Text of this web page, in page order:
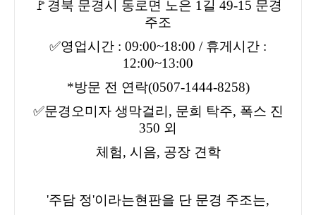
🚩경북 문경시 동로면 노은 1길 49-15 문경
주조
✅영업시간 : 09:00~18:00 / 휴게시간 :
12:00~13:00
*방문 전 연락(0507-1444-8258)
✅문경오미자 생막걸리, 문희 탁주, 폭스 진
350 외
체험, 시음, 공장 견학
'주담 정'이라는현판을 단 문경 주조는,